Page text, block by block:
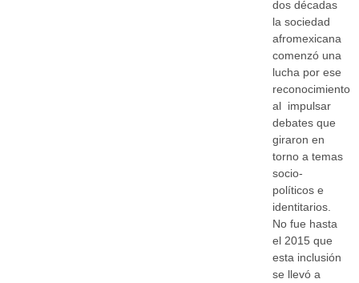
dos décadas
la sociedad
afromexicana
comenzó una
lucha por ese
reconocimiento
al impulsar
debates que
giraron en
torno a temas
socio-
políticos e
identitarios.
No fue hasta
el 2015 que
esta inclusión
se llevó a